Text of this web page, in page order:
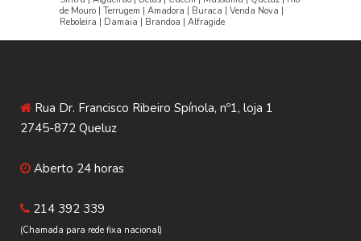
de Mouro | Terrugem | Amadora | Buraca | Venda Nova |
Reboleira | Damaia | Brandoa | Alfragide
Rua Dr. Francisco Ribeiro Spínola, nº1, loja 1
2745-872 Queluz
Aberto 24 horas
214 392 339
(Chamada para rede fixa nacional)